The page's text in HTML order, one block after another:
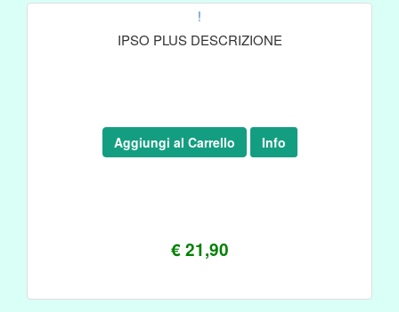
!
IPSO PLUS DESCRIZIONE
€ 21,90
Aggiungi al Carrello Info